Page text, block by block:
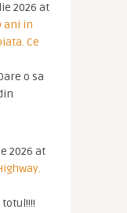
2026 at
ani in
Ce
o sa
2026 at